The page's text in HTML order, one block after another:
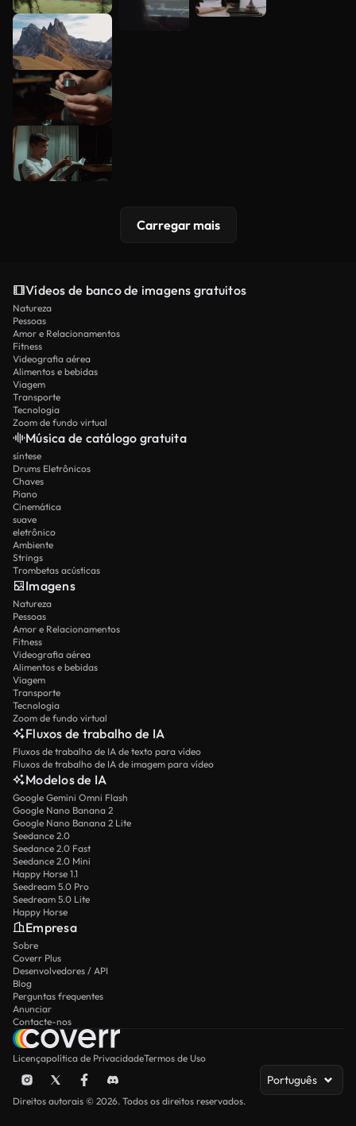
Carregar mais
Vídeos de banco de imagens gratuitos
Natureza
Pessoas
Amor e Relacionamentos
Fitness
Videografia aérea
Alimentos e bebidas
Viagem
Transporte
Tecnologia
Zoom de fundo virtual
Música de catálogo gratuita
síntese
Drums Eletrônicos
Chaves
Piano
Cinemática
suave
eletrônico
Ambiente
Strings
Trombetas acústicas
Imagens
Natureza
Pessoas
Amor e Relacionamentos
Fitness
Videografia aérea
Alimentos e bebidas
Viagem
Transporte
Tecnologia
Zoom de fundo virtual
Fluxos de trabalho de IA
Fluxos de trabalho de IA de texto para vídeo
Fluxos de trabalho de IA de imagem para vídeo
Modelos de IA
Google Gemini Omni Flash
Google Nano Banana 2
Google Nano Banana 2 Lite
Seedance 2.0
Seedance 2.0 Fast
Seedance 2.0 Mini
Happy Horse 1.1
Seedream 5.0 Pro
Seedream 5.0 Lite
Happy Horse
Empresa
Sobre
Coverr Plus
Desenvolvedores / API
Blog
Perguntas frequentes
Anunciar
Contacte-nos
Licençapolítica de PrivacidadeTermos de Uso
Português
Direitos autorais © 2026. Todos os direitos reservados.